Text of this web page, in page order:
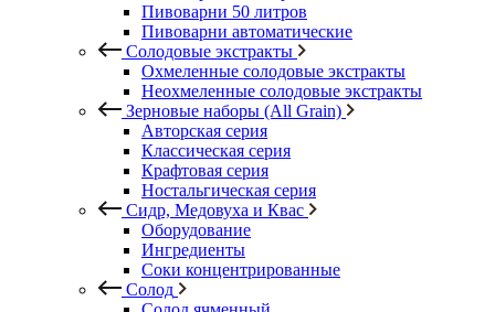
Пивоварни 50 литров
Пивоварни автоматические
Солодовые экстракты
Охмеленные солодовые экстракты
Неохмеленные солодовые экстракты
Зерновые наборы (All Grain)
Авторская серия
Классическая серия
Крафтовая серия
Ностальгическая серия
Сидр, Медовуха и Квас
Оборудование
Ингредиенты
Соки концентрированные
Солод